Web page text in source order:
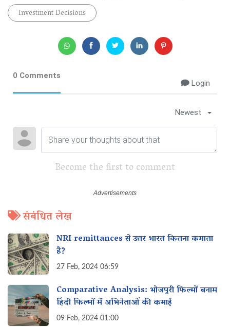
Investment Decisions
0 Comments
Login
Newest
Become the first to comment
संबंधित लेख
NRI remittances से उत्तर भारत कितना कमाता
है?
27 Feb, 2024 06:59
Comparative Analysis: भोजपुरी फिल्मों बनाम
हिंदी फिल्मों में अभिनेताओं की कमाई
09 Feb, 2024 01:00